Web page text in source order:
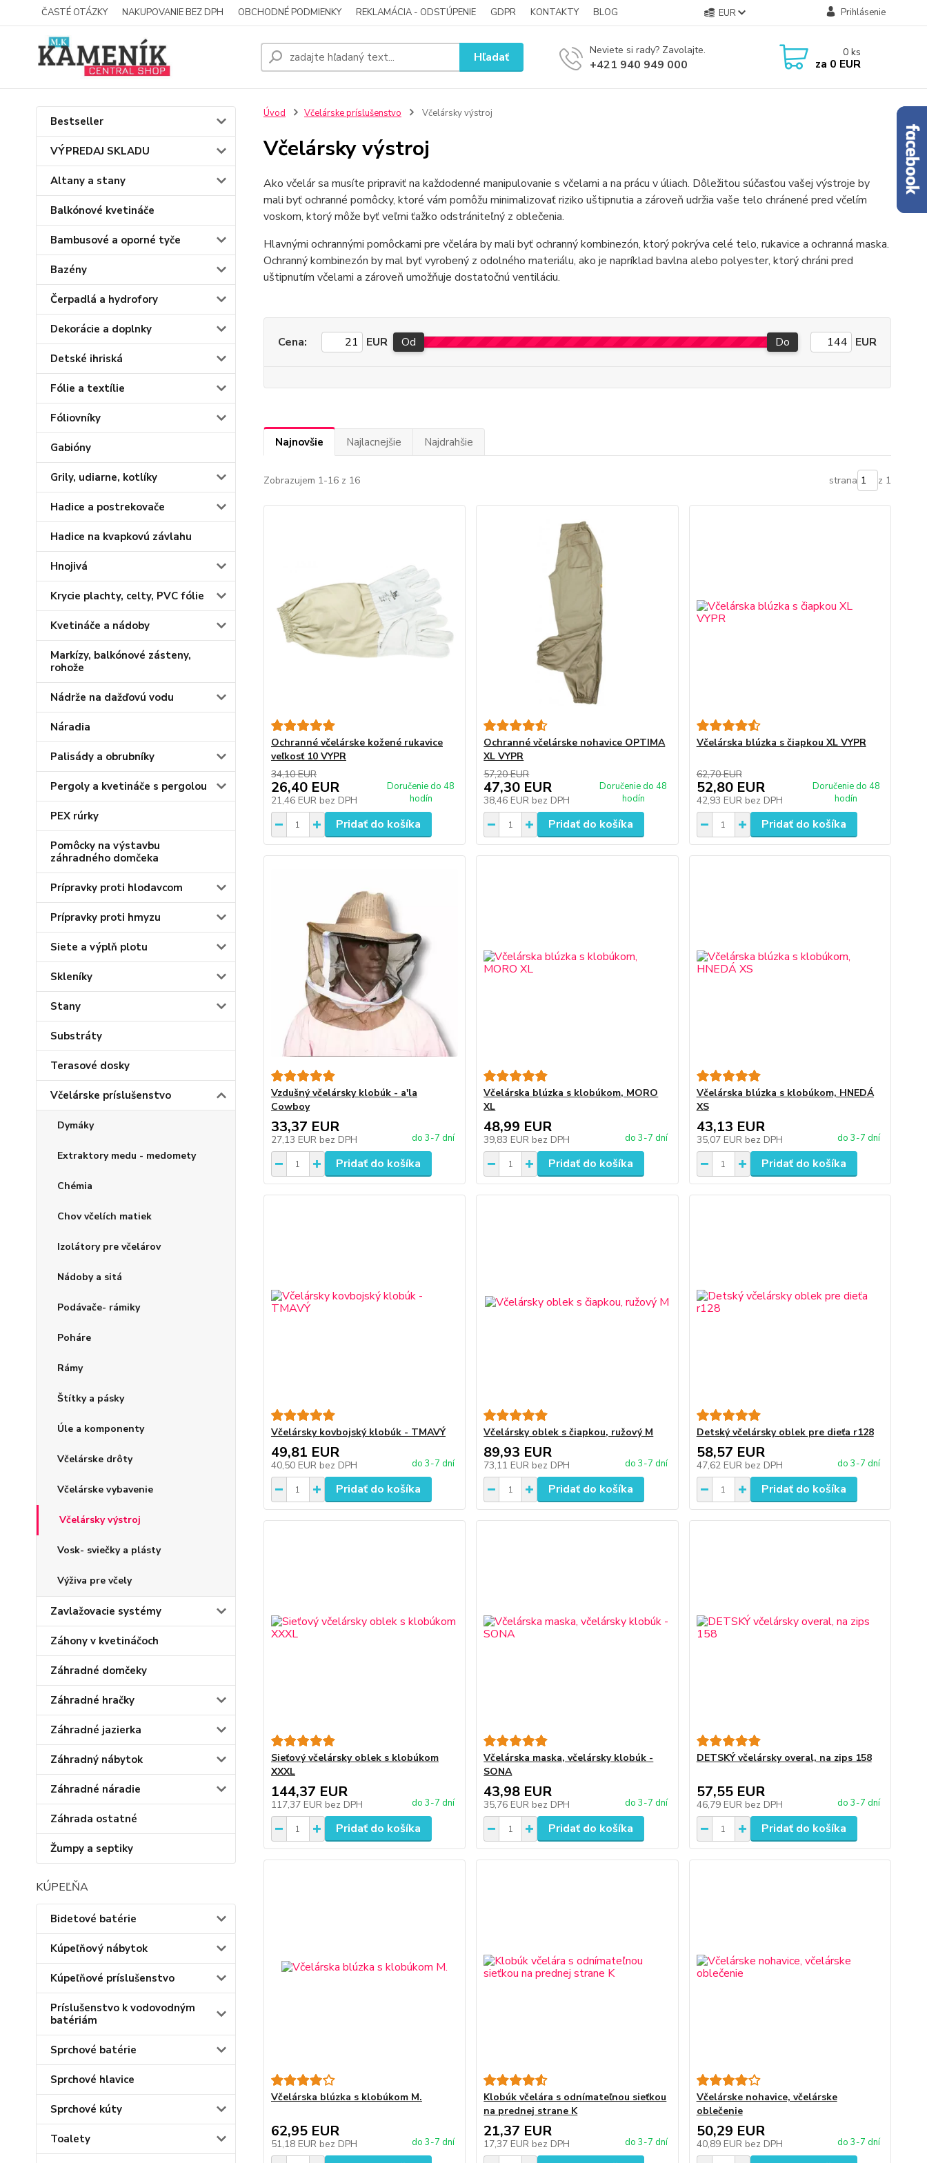
ČASTÉ OTÁZKY NAKUPOVANIE BEZ DPH OBCHODNÉ PODMIENKY REKLAMÁCIA - ODSTÚPENIE GDPR KONTAKTY BLOG EUR Prihlásenie
Hľadať Neviete si rady? Zavolajte.
+421 940 949 000
0 ks
za 0 EUR
Bestseller
VÝPREDAJ SKLADU
Altany a stany
Balkónové kvetináče
Bambusové a oporné tyče
Bazény
Čerpadlá a hydrofory
Dekorácie a doplnky
Detské ihriská
Fólie a textílie
Fóliovníky
Gabióny
Grily, udiarne, kotlíky
Hadice a postrekovače
Hadice na kvapkovú závlahu
Hnojivá
Krycie plachty, celty, PVC fólie
Kvetináče a nádoby
Markízy, balkónové zásteny,
rohože
Nádrže na dažďovú vodu
Náradia
Palisády a obrubníky
Pergoly a kvetináče s pergolou
PEX rúrky
Pomôcky na výstavbu
záhradného domčeka
Prípravky proti hlodavcom
Prípravky proti hmyzu
Siete a výplň plotu
Skleníky
Stany
Substráty
Terasové dosky
Včelárske príslušenstvo
Dymáky
Extraktory medu - medomety
Chémia
Chov včelích matiek
Izolátory pre včelárov
Nádoby a sitá
Podávače- rámiky
Poháre
Rámy
Štítky a pásky
Úle a komponenty
Včelárske drôty
Včelárske vybavenie
Včelársky výstroj
Vosk- sviečky a plásty
Výživa pre včely
Zavlažovacie systémy
Záhony v kvetináčoch
Záhradné domčeky
Záhradné hračky
Záhradné jazierka
Záhradný nábytok
Záhradné náradie
Záhrada ostatné
Žumpy a septiky
KÚPEĽŇA
Bidetové batérie
Kúpeľňový nábytok
Kúpeľňové príslušenstvo
Príslušenstvo k vodovodným
batériám
Sprchové batérie
Sprchové hlavice
Sprchové kúty
Toalety
Úvod Včelárske príslušenstvo Včelársky výstroj
Včelársky výstroj
Ako včelár sa musíte pripraviť na každodenné manipulovanie s včelami a na prácu v úliach. Dôležitou súčasťou vašej výstroje by
mali byť ochranné pomôcky, ktoré vám pomôžu minimalizovať riziko uštipnutia a zároveň udržia vaše telo chránené pred včelím
voskom, ktorý môže byť veľmi ťažko odstrániteľný z oblečenia.
Hlavnými ochrannými pomôckami pre včelára by mali byť ochranný kombinezón, ktorý pokrýva celé telo, rukavice a ochranná maska.
Ochranný kombinezón by mal byť vyrobený z odolného materiálu, ako je napríklad bavlna alebo polyester, ktorý chráni pred
uštipnutím včelami a zároveň umožňuje dostatočnú ventiláciu.
Cena: EUR Od Do EUR
Najnovšie Najlacnejšie Najdrahšie
Zobrazujem 1-16 z 16 strana z 1
Ochranné včelárske kožené rukavice
veľkosť 10 VYPR
34,10 EUR
26,40 EUR
21,46 EUR bez DPH
Doručenie do 48
hodín
Pridať do košíka
Ochranné včelárske nohavice OPTIMA
XL VYPR
57,20 EUR
47,30 EUR
38,46 EUR bez DPH
Doručenie do 48
hodín
Pridať do košíka
Včelárska blúzka s čiapkou XL VYPR
62,70 EUR
52,80 EUR
42,93 EUR bez DPH
Doručenie do 48
hodín
Pridať do košíka
Vzdušný včelársky klobúk - a'la
Cowboy
33,37 EUR
27,13 EUR bez DPH do 3-7 dní
Pridať do košíka
Včelárska blúzka s klobúkom, MORO
XL
48,99 EUR
39,83 EUR bez DPH do 3-7 dní
Pridať do košíka
Včelárska blúzka s klobúkom, HNEDÁ
XS
43,13 EUR
35,07 EUR bez DPH do 3-7 dní
Pridať do košíka
Včelársky kovbojský klobúk - TMAVÝ
49,81 EUR
40,50 EUR bez DPH do 3-7 dní
Pridať do košíka
Včelársky oblek s čiapkou, ružový M
89,93 EUR
73,11 EUR bez DPH do 3-7 dní
Pridať do košíka
Detský včelársky oblek pre dieťa r128
58,57 EUR
47,62 EUR bez DPH do 3-7 dní
Pridať do košíka
Sieťový včelársky oblek s klobúkom
XXXL
144,37 EUR
117,37 EUR bez DPH do 3-7 dní
Pridať do košíka
Včelárska maska, včelársky klobúk -
SONA
43,98 EUR
35,76 EUR bez DPH do 3-7 dní
Pridať do košíka
DETSKÝ včelársky overal, na zips 158
57,55 EUR
46,79 EUR bez DPH do 3-7 dní
Pridať do košíka
Včelárska blúzka s klobúkom M.
62,95 EUR
51,18 EUR bez DPH do 3-7 dní
Klobúk včelára s odnímateľnou sieťkou
na prednej strane K
21,37 EUR
17,37 EUR bez DPH do 3-7 dní
Včelárske nohavice, včelárske
oblečenie
50,29 EUR
40,89 EUR bez DPH do 3-7 dní